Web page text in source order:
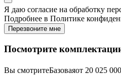
Я даю согласие на обработку
Подробнее в Политике
Перезвоните мне
Посмотрите
Вы смотритеБазоваяот 20 025